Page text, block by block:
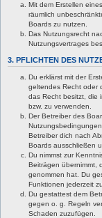
Mit dem Erstellen
räumlich
Boards zu nutzen.
Das Nutzungsrecht
Nutzungsvertrages
3. PFLICHTEN DES
Du erklärst mit der
geltendes Recht oder
das Recht besitzt, die
bzw. zu verwenden.
Der Betreiber des
Betreiber dich nach
Boards ausschließen
Du nimmst zur
Beiträgen übernimmt,
genommen hat. Du
Funktionen jederzeit
Du gestattest dem
gegen o. g. Regeln
Schaden zuzufügen.